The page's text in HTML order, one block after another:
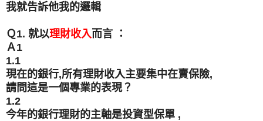
我就告訴他我的邏輯
Ｑ1. 就以理財收入而言 ：
Ａ1
1.1
現在的銀行,所有理財收入主要集中在賣保險,
請問這是一個專業的表現？
1.2
今年的銀行理財的主軸是投資型保單 ,